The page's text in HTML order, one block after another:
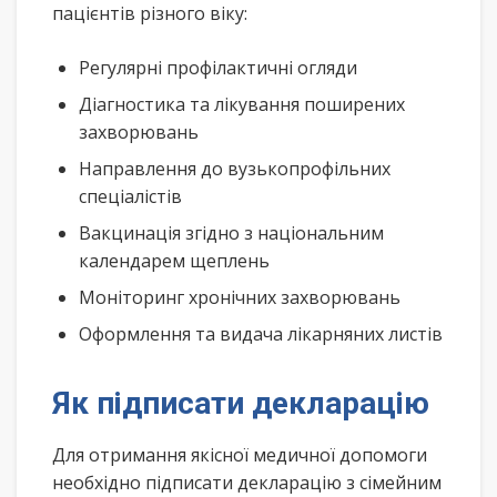
пацієнтів різного віку:
Регулярні профілактичні огляди
Діагностика та лікування поширених
захворювань
Направлення до вузькопрофільних
спеціалістів
Вакцинація згідно з національним
календарем щеплень
Моніторинг хронічних захворювань
Оформлення та видача лікарняних листів
Як підписати декларацію
Для отримання якісної медичної допомоги
необхідно підписати декларацію з сімейним